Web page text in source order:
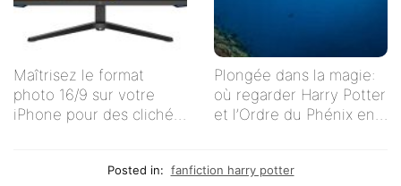
Maîtrisez le format
photo 16/9 sur votre
iPhone pour des clichés
Plongée dans la magie:
où regarder Harry Potter
et l’Ordre du Phénix en
Posted in: fanfiction harry potter